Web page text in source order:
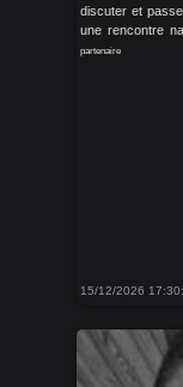
discuter et
une rencontre
partenaire
15/12/2026